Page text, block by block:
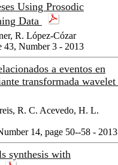
Using Prosodic
Data
R. López-Cózar
43, Number 3 - 2013
a eventos en
transformada wavelet
R. C. Acevedo, H. L.
14, page 50--58 - 2013
synthesis with